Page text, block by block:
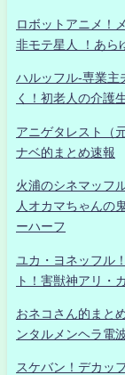
ロボットアニメ！
非モテ星人 ！あら
ハルッフル-専業主
く！初老人の介護
アニゲタレスト（
ナベ的まとめ速報
火浦のシネマッフ
人オカマちゃんの
ーハーフ
ユカ・ヨネッフル
ト！害獣神アリ・
おネコさん的まと
ンタルメンヘラ電
スケバン！デカッ